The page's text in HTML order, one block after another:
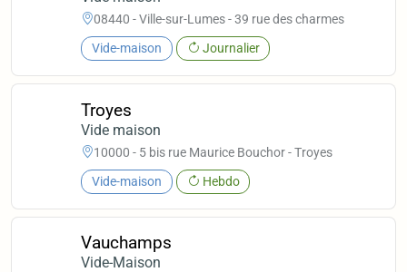
08440 - Ville-sur-Lumes - 39 rue des charmes
Vide-maison Journalier
Troyes
Vide maison
10000 - 5 bis rue Maurice Bouchor - Troyes
Vide-maison Hebdo
Vauchamps
Vide-Maison